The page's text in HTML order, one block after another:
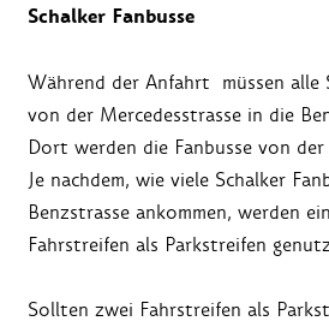
Schalker Fanbusse
Während der Anfahrt müssen alle
von der Mercedesstrasse in die
Dort werden die Fanbusse von
Je nachdem, wie viele Schalker
Benzstrasse ankommen, werden
Fahrstreifen als Parkstreifen
Sollten zwei Fahrstreifen als